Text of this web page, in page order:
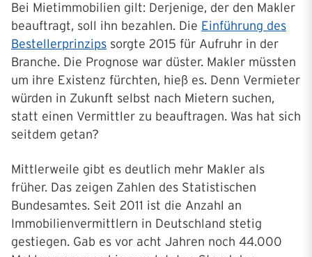
Bei Mietimmobilien gilt: Derjenige, der den Makler
beauftragt, soll ihn bezahlen. Die Einführung des
Bestellerprinzips sorgte 2015 für Aufruhr in der
Branche. Die Prognose war düster. Makler müssten
um ihre Existenz fürchten, hieß es. Denn Vermieter
würden in Zukunft selbst nach Mietern suchen,
statt einen Vermittler zu beauftragen. Was hat sich
seitdem getan?
Mittlerweile gibt es deutlich mehr Makler als
früher. Das zeigen Zahlen des Statistischen
Bundesamtes. Seit 2011 ist die Anzahl an
Immobilienvermittlern in Deutschland stetig
gestiegen. Gab es vor acht Jahren noch 44.000